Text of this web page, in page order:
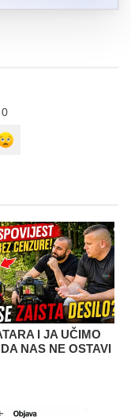
0
I JA UČIMO
NAS NE OSTAVI